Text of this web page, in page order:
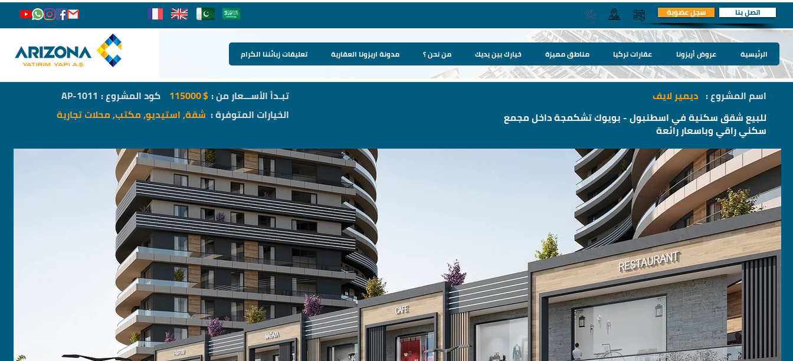
سجل عضوية اتصل بنا
الرئيسية عروض أريزونا عقارات تركيا مناطق مميزة خيارك بين يديك من نحن ؟ مدونة اريزونا العقارية تعليقات زبائننا الكرام
AP-1011 كود المشروع : 115000 تبـدأ الأســـعار من : $
شقة, استيديو, مكتب, محلات تجارية الخيارات المتوفرة :
ديمير لايف اسم المشروع :
للبيع شقق سكنية في اسطنبول - بويوك تشكمجة داخل مجمع
سكني راقي وباسعار رائعة